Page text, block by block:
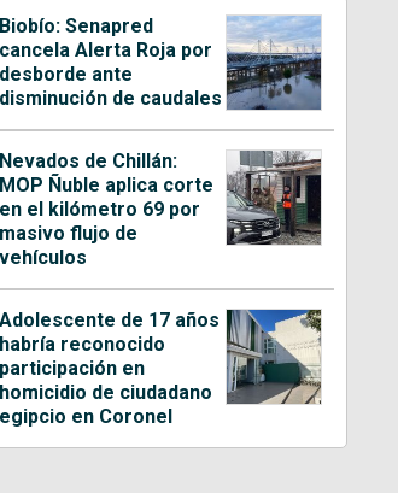
Biobío: Senapred
cancela Alerta Roja por
desborde ante
disminución de caudales
Nevados de Chillán:
MOP Ñuble aplica corte
en el kilómetro 69 por
masivo flujo de
vehículos
Adolescente de 17 años
habría reconocido
participación en
homicidio de ciudadano
egipcio en Coronel